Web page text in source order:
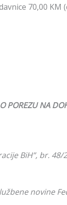
70,00 KM
POREZU NA
BiH”, br. 48/
novine